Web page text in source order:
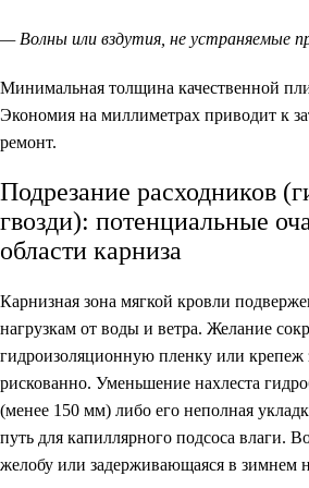
— Волны или вздутия, не устраняемые
Минимальная толщина качественной
Экономия на миллиметрах приводит к
ремонт.
Подрезание расходников
гвозди): потенциальные
области карниза
Карнизная зона мягкой кровли
нагрузкам от воды и ветра. Желание
гидроизоляционную пленку или крепеж
рискованно. Уменьшение нахлеста
(менее 150 мм) либо его неполная
путь для капиллярного подсоса влаги.
желобу или задерживающаяся в зимнем